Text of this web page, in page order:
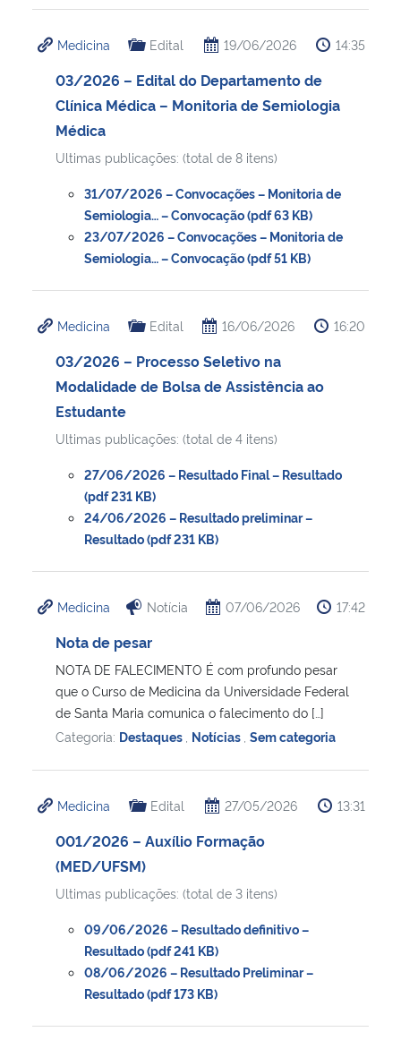
Advocacia-Geral da União
Banco Central do Brasil
Medicina Edital 19/06/2026 14:35
03/2026 – Edital do Departamento de
Clínica Médica – Monitoria de Semiologia
Médica
Ultimas publicações: (total de 8 itens)
31/07/2026 – Convocações – Monitoria de
Semiologia… – Convocação (pdf 63 KB)
23/07/2026 – Convocações – Monitoria de
Semiologia… – Convocação (pdf 51 KB)
Medicina Edital 16/06/2026 16:20
03/2026 – Processo Seletivo na
Modalidade de Bolsa de Assistência ao
Estudante
Ultimas publicações: (total de 4 itens)
27/06/2026 – Resultado Final – Resultado
(pdf 231 KB)
24/06/2026 – Resultado preliminar –
Resultado (pdf 231 KB)
Medicina Notícia 07/06/2026 17:42
Nota de pesar
NOTA DE FALECIMENTO É com profundo pesar
que o Curso de Medicina da Universidade Federal
de Santa Maria comunica o falecimento do […]
Categoria: Destaques Notícias Sem categoria
Medicina Edital 27/05/2026 13:31
001/2026 – Auxílio Formação
(MED/UFSM)
Ultimas publicações: (total de 3 itens)
09/06/2026 – Resultado definitivo –
Resultado (pdf 241 KB)
08/06/2026 – Resultado Preliminar –
Resultado (pdf 173 KB)